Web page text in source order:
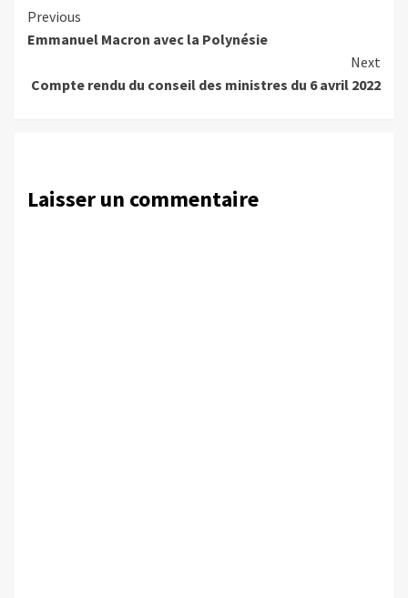
Continue
Reading
Previous
Emmanuel Macron avec la Polynésie
Next
Compte rendu du conseil des ministres du 6 avril 2022
Laisser un commentaire